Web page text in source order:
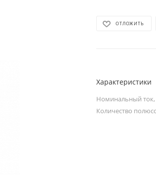
ОТЛОЖИТЬ
Характеристики
Номинальный
Количество